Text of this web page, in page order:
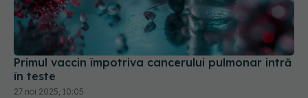
Primul vaccin împotriva cancerului pulmonar intră
în teste
27 noi 2025, 10:05